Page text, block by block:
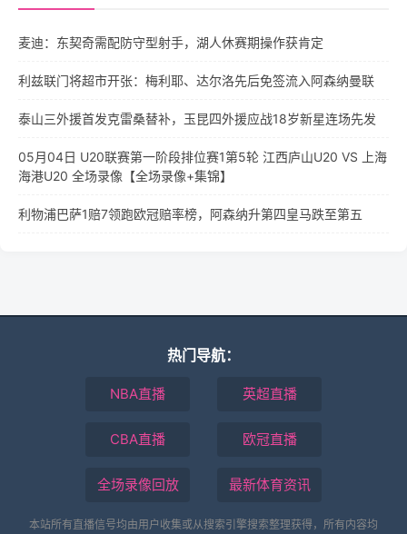
麦迪：东契奇需配防守型射手，湖人休赛期操作获肯定
利兹联门将超市开张：梅利耶、达尔洛先后免签流入阿森纳曼联
泰山三外援首发克雷桑替补，玉昆四外援应战18岁新星连场先发
05月04日 U20联赛第一阶段排位赛1第5轮 江西庐山U20 VS 上海
海港U20 全场录像【全场录像+集锦】
利物浦巴萨1赔7领跑欧冠赔率榜，阿森纳升第四皇马跌至第五
热门导航：
NBA直播 英超直播
CBA直播 欧冠直播
全场录像回放 最新体育资讯
本站所有直播信号均由用户收集或从搜索引擎搜索整理获得，所有内容均